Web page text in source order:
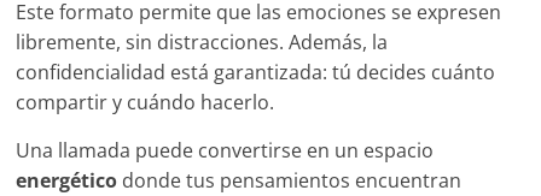
Este formato permite que las emociones se expresen
libremente, sin distracciones. Además, la
confidencialidad está garantizada: tú decides cuánto
compartir y cuándo hacerlo.
Una llamada puede convertirse en un espacio
energético donde tus pensamientos encuentran